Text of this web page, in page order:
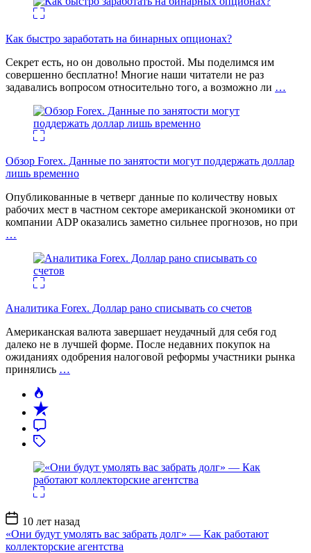
Как быстро заработать на бинарных опционах?
Секрет есть, но он довольно простой. Мы поделимся им
совершенно бесплатно! Многие наши читатели не раз
задавались вопросом относительно того, а возможно ли …
Обзор Forex. Данные по занятости могут поддержать доллар
лишь временно
Опубликованные в четверг данные по количеству новых
рабочих мест в частном секторе американской экономики от
компании ADP оказались заметно сильнее прогнозов, но при
…
Аналитика Forex. Доллар рано списывать со счетов
Американская валюта завершает неудачный для себя год
далеко не в лучшей форме. После недавних покупок на
ожиданиях одобрения налоговой реформы участники рынка
принялись …
Дата
записи
10 лет назад
«Они будут умолять вас забрать долг» — Как работают
коллекторские агентства